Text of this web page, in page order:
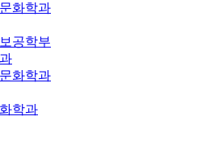
화학과
공학부
화학과
학과